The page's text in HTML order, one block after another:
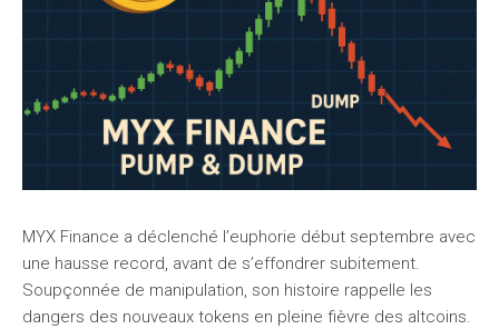
MYX Finance a déclenché l’euphorie début septembre avec
une hausse record, avant de s’effondrer subitement.
Soupçonnée de manipulation, son histoire rappelle les
dangers des nouveaux tokens en pleine fièvre des altcoins.